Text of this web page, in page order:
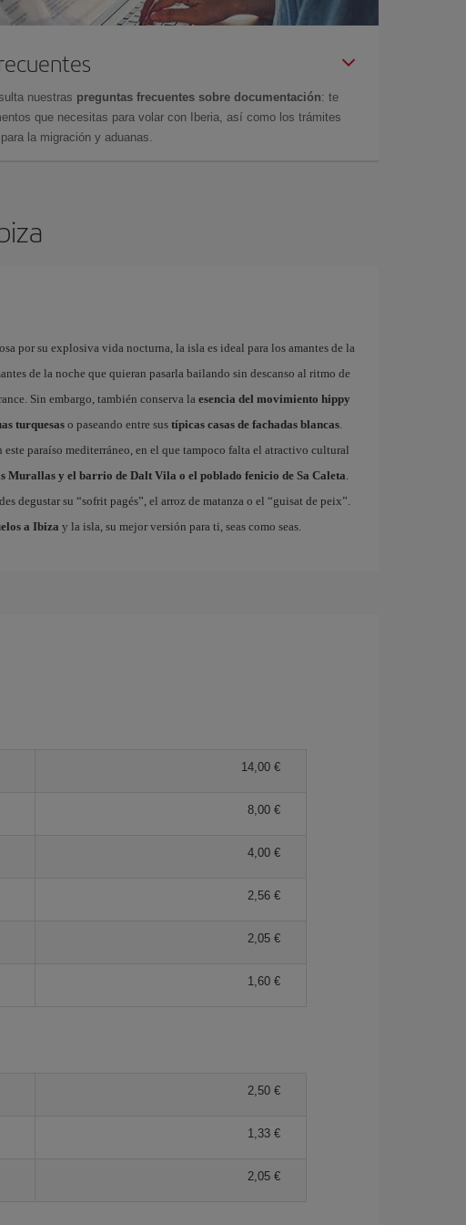
nuestras preguntas frecuentes sobre documentación: te
que necesitas para volar con Iberia, así como los trámites
la migración y aduanas.
por su explosiva vida nocturna, la isla es ideal para los amantes de la
de la noche que quieran pasarla bailando sin descanso al ritmo de
Sin embargo, también conserva la esencia del movimiento hippy
turquesaso paseando entre sus típicas casas de fachadas blancas.
este paraíso mediterráneo, en el que tampoco falta el atractivo cultural
Murallas y el barrio de Dalt Vila o el poblado fenicio de Sa Caleta.
degustar su “sofrit pagés”, el arroz de matanza o el “guisat de peix”.
a Ibiza y la isla, su mejor versión para ti, seas como seas.
14,00 €
8,00 €
4,00 €
2,56 €
2,05 €
1,60 €
2,50 €
1,33 €
2,05 €